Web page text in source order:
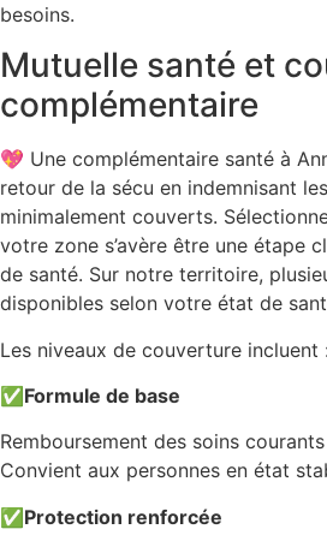
besoins.
Mutuelle santé et
complémentaire
💖 Une complémentaire santé à
retour de la sécu en indemnisant
minimalement couverts.
votre zone s’avère être une étape
de santé. Sur notre territoire,
disponibles selon votre état de
Les niveaux de couverture incluent :
✅ Formule de base
Remboursement des soins
Convient aux personnes en état
✅Protection renforcée